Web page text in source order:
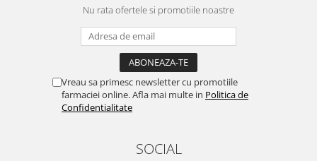
Nu rata ofertele si promotiile noastre
Vreau sa primesc newsletter cu promotiile
farmaciei online. Afla mai multe in Politica de
Confidentialitate
SOCIAL